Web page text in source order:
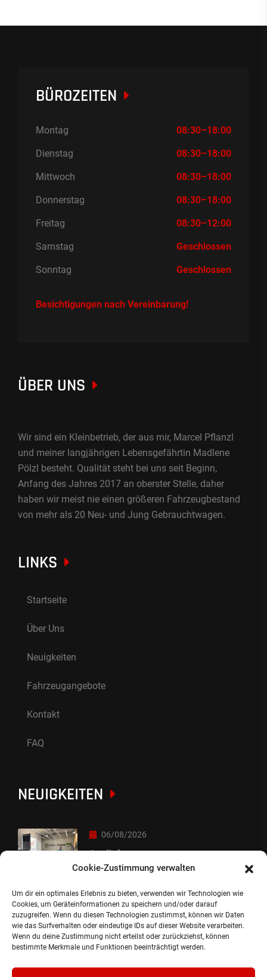
Cookie-Zustimmung verwalten
Um dir ein optimales Erlebnis zu bieten, verwenden wir Technologien wie
Cookies, um Geräteinformationen zu speichern und/oder darauf
zuzugreifen. Wenn du diesen Technologien zustimmst, können wir Daten
wie das Surfverhalten oder eindeutige IDs auf dieser Website verarbeiten.
Wenn du deine Zustimmung nicht erteilst oder zurückziehst, können
bestimmte Merkmale und Funktionen beeinträchtigt werden.
BÜROZEITEN
Montag 08:30–18:00
Dienstag 08:30–18:00
Mittwoch 08:30–18:00
Donnerstag 08:30–18:00
Freitag 08:30–12:00
Samstag Geschlossen
Sonntag Geschlossen
Besichtigungen nach Vereinbarung!
ÜBER UNS
Wir sind ein Kleinbetrieb, der aus mir, Marcel Pflanzl
und meiner langjährigen Lebensgefährtin Madlene
Pölzl besteht. Qualität steht bei uns seit Beginn,
Anfang des Jahres 2017 an oberster Stelle, daher
haben wir meist nie einen größeren Fahrzeugbestand
von mehr als 20 Neu- und Jung Gebrauchtwagen.
LINKS
Startseite
Über Uns
Neuigkeiten
Fahrzeugangebote
Kontakt
FAQ
NEUIGKEITEN
06/08/2026
Auslieferung
05/08/2026
Auslieferung :-)